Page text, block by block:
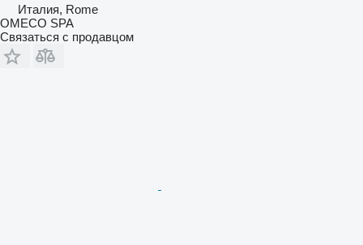
Италия, Rome
OMECO SPA
Связаться с продавцом